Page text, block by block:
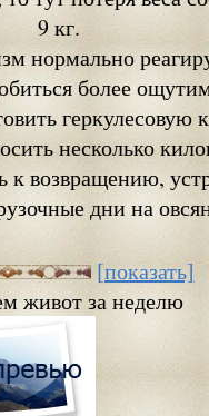
9 кг.
нормально
более
несколько
к возвращению,
дни на
[показать]
живот за неделю